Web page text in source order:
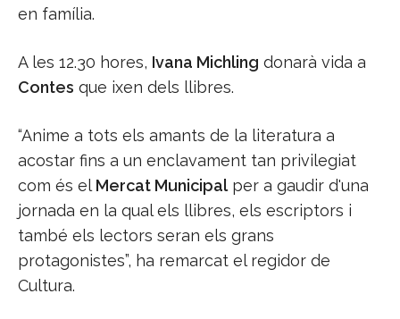
en família.
A les 12.30 hores, Ivana Michling donarà vida a
Contes que ixen dels llibres.
“Anime a tots els amants de la literatura a
acostar fins a un enclavament tan privilegiat
com és el Mercat Municipalper a gaudir d'una
jornada en la qual els llibres, els escriptors i
també els lectors seran els grans
protagonistes”, ha remarcat el regidor de
Cultura.